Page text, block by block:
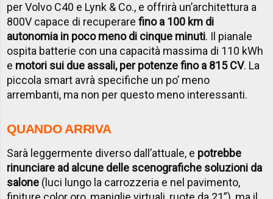
per Volvo C40 e Lynk & Co., e offrirà un’architettura a
800V capace di recuperarefino a 100 km di
autonomia in poco meno di cinque minuti. Il pianale
ospita batterie con una capacità massima di 110 kWh
e motori sui due assali, per potenze fino a 815 CV. La
piccola smart avrà specifiche un po’ meno
arrembanti, ma non per questo meno interessanti.
QUANDO ARRIVA
Sarà leggermente diverso dall’attuale, e potrebbe
rinunciare ad alcune delle scenografiche soluzioni da
salone (luci lungo la carrozzeria e nel pavimento,